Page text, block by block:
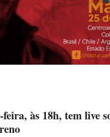
às 18h, tem live